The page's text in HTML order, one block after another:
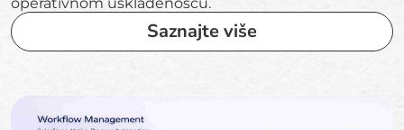
Saznajte više